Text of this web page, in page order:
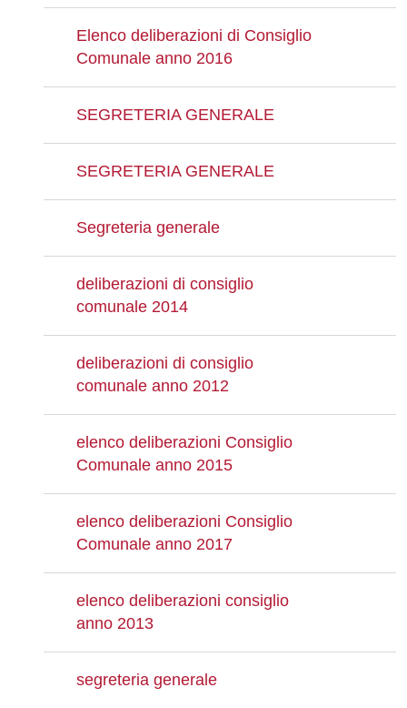
Elenco deliberazioni di Consiglio
Comunale anno 2016
SEGRETERIA GENERALE
SEGRETERIA GENERALE
Segreteria generale
deliberazioni di consiglio
comunale 2014
deliberazioni di consiglio
comunale anno 2012
elenco deliberazioni Consiglio
Comunale anno 2015
elenco deliberazioni Consiglio
Comunale anno 2017
elenco deliberazioni consiglio
anno 2013
segreteria generale